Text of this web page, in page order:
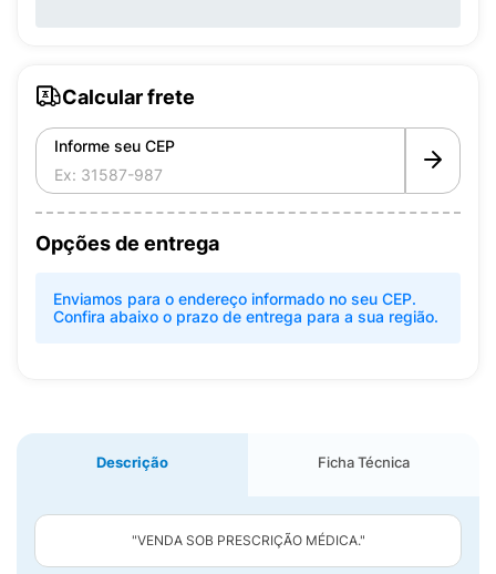
Calcular frete
Informe seu CEP
Opções de entrega
Enviamos para o endereço informado no seu CEP.
Confira abaixo o prazo de entrega para a sua região.
Descrição Ficha Técnica
"VENDA SOB PRESCRIÇÃO MÉDICA."